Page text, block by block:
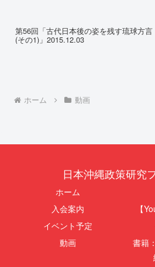
第56回「古代日本後の姿を残す琉球方言
(その1)」2015.12.03
ホーム 動画
日本沖縄政策研究
ホーム
入会案内
【
イベント予定
動画
書籍